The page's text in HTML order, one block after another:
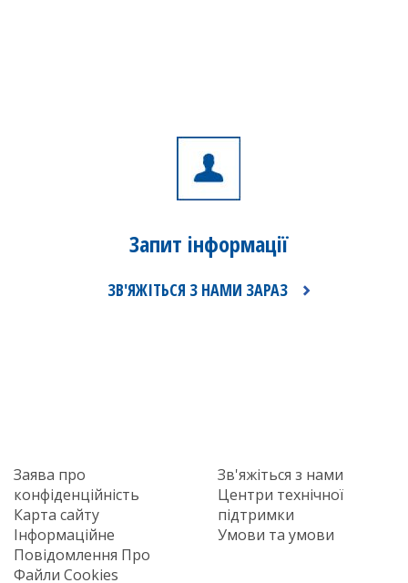
Запит інформації
ЗВ'ЯЖІТЬСЯ З НАМИ ЗАРАЗ
Заява про
конфіденційність
Карта сайту
Інформаційне
Повідомлення Про
Файли Cookies
Зв'яжіться з нами
Центри технічної
підтримки
Умови та умови